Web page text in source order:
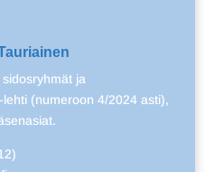
ja
(numeroon 4/2024 asti),